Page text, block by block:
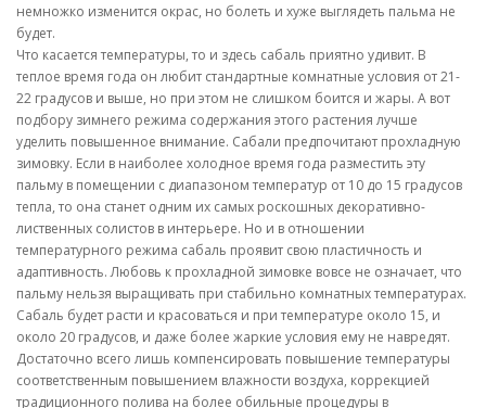
немножко изменится окрас, но болеть и хуже выглядеть пальма не
будет.
Что касается температуры, то и здесь сабаль приятно удивит. В
теплое время года он любит стандартные комнатные условия от 21-
22 градусов и выше, но при этом не слишком боится и жары. А вот
подбору зимнего режима содержания этого растения лучше
уделить повышенное внимание. Сабали предпочитают прохладную
зимовку. Если в наиболее холодное время года разместить эту
пальму в помещении с диапазоном температур от 10 до 15 градусов
тепла, то она станет одним их самых роскошных декоративно-
лиственных солистов в интерьере. Но и в отношении
температурного режима сабаль проявит свою пластичность и
адаптивность. Любовь к прохладной зимовке вовсе не означает, что
пальму нельзя выращивать при стабильно комнатных температурах.
Сабаль будет расти и красоваться и при температуре около 15, и
около 20 градусов, и даже более жаркие условия ему не навредят.
Достаточно всего лишь компенсировать повышение температуры
соответственным повышением влажности воздуха, коррекцией
традиционного полива на более обильные процедуры в